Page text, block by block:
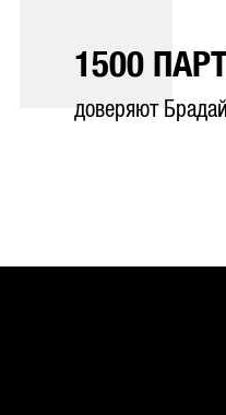
1500
доверяют